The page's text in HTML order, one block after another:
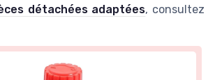
détachées adaptées, consultez